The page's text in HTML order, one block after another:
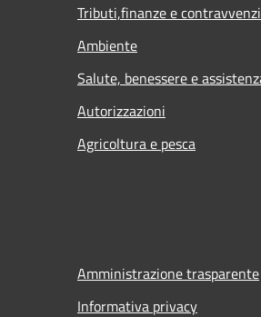
Tributi,finanze e
Ambiente
Salute, benessere e
Autorizzazioni
Agricoltura e pesca
Amministrazione trasparente
Informativa privacy